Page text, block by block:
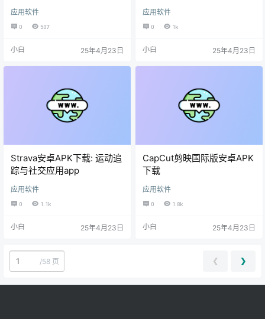
应用软件
0 507
小白 25年4月23日
应用软件
0 1k
小白 25年4月23日
Strava安卓APK下载: 运动追
踪与社交应用app
应用软件
0 1.1k
小白 25年4月23日
CapCut剪映国际版安卓APK
下载
应用软件
0 1.8k
小白 25年4月23日
/58 页 ❮ ❯